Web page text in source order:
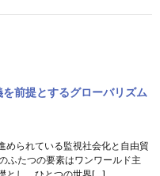
前提とするグローバリズム
められている監視社会化と自由貿
ふたつの要素はワンワールド主